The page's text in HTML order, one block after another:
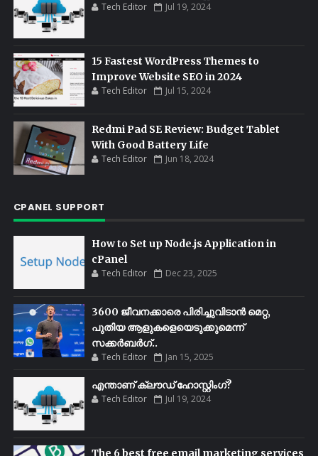
Tech Editor Jul 19, 2024
15 Fastest WordPress Themes to
Improve Website SEO in 2024
Tech Editor Jul 15, 2024
Redmi Pad SE Review: Budget Tablet
With Good Battery Life
Tech Editor Jun 18, 2024
CPANEL SUPPORT
How to Set up Node.js Application in
cPanel
Tech Editor Dec 23, 2025
3600 ജീവനക്കാരെ പിരിച്ചുവിടാൻ മെറ്റ,
പുതിയ ആളുകളെയെടുക്കുമെന്ന്
സക്കർബർഗ്..
Tech Editor Jan 15, 2025
എന്താണ് ക്ലൗഡ് ഹോസ്റ്റിംഗ്?
Tech Editor Jul 19, 2024
The 6 best free email marketing services